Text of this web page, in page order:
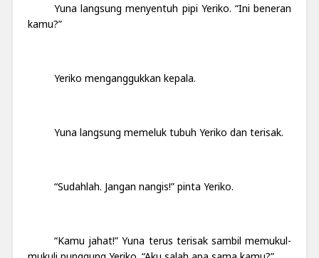
Yuna langsung menyentuh pipi Yeriko. “Ini beneran
kamu?”
Yeriko menganggukkan kepala.
Yuna langsung memeluk tubuh Yeriko dan terisak.
“Sudahlah. Jangan nangis!” pinta Yeriko.
“Kamu jahat!” Yuna terus terisak sambil memukul-